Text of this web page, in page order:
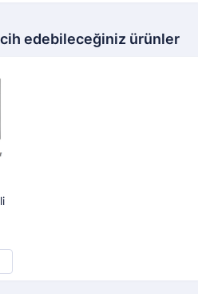
edebileceğiniz ürünler